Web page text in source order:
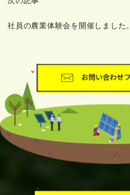
社員の農業体験会を開催しました。